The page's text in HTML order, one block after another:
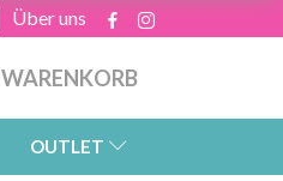
Über uns
WARENKORB
OUTLET